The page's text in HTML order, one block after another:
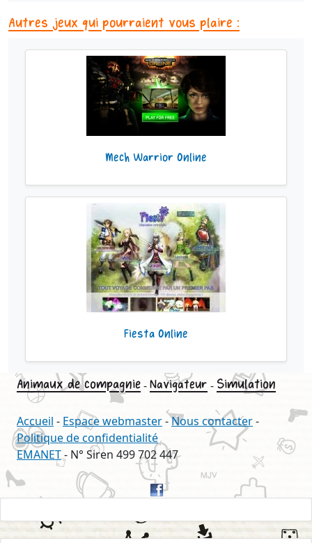
Autres jeux qui pourraient vous plaire :
Mech Warrior Online
Fiesta Online
Animaux de compagnie-Navigateur - Simulation
Accueil - Espace webmaster-Nous contacter-
Politique de confidentialité
EMANET- N° Siren 499 702 447